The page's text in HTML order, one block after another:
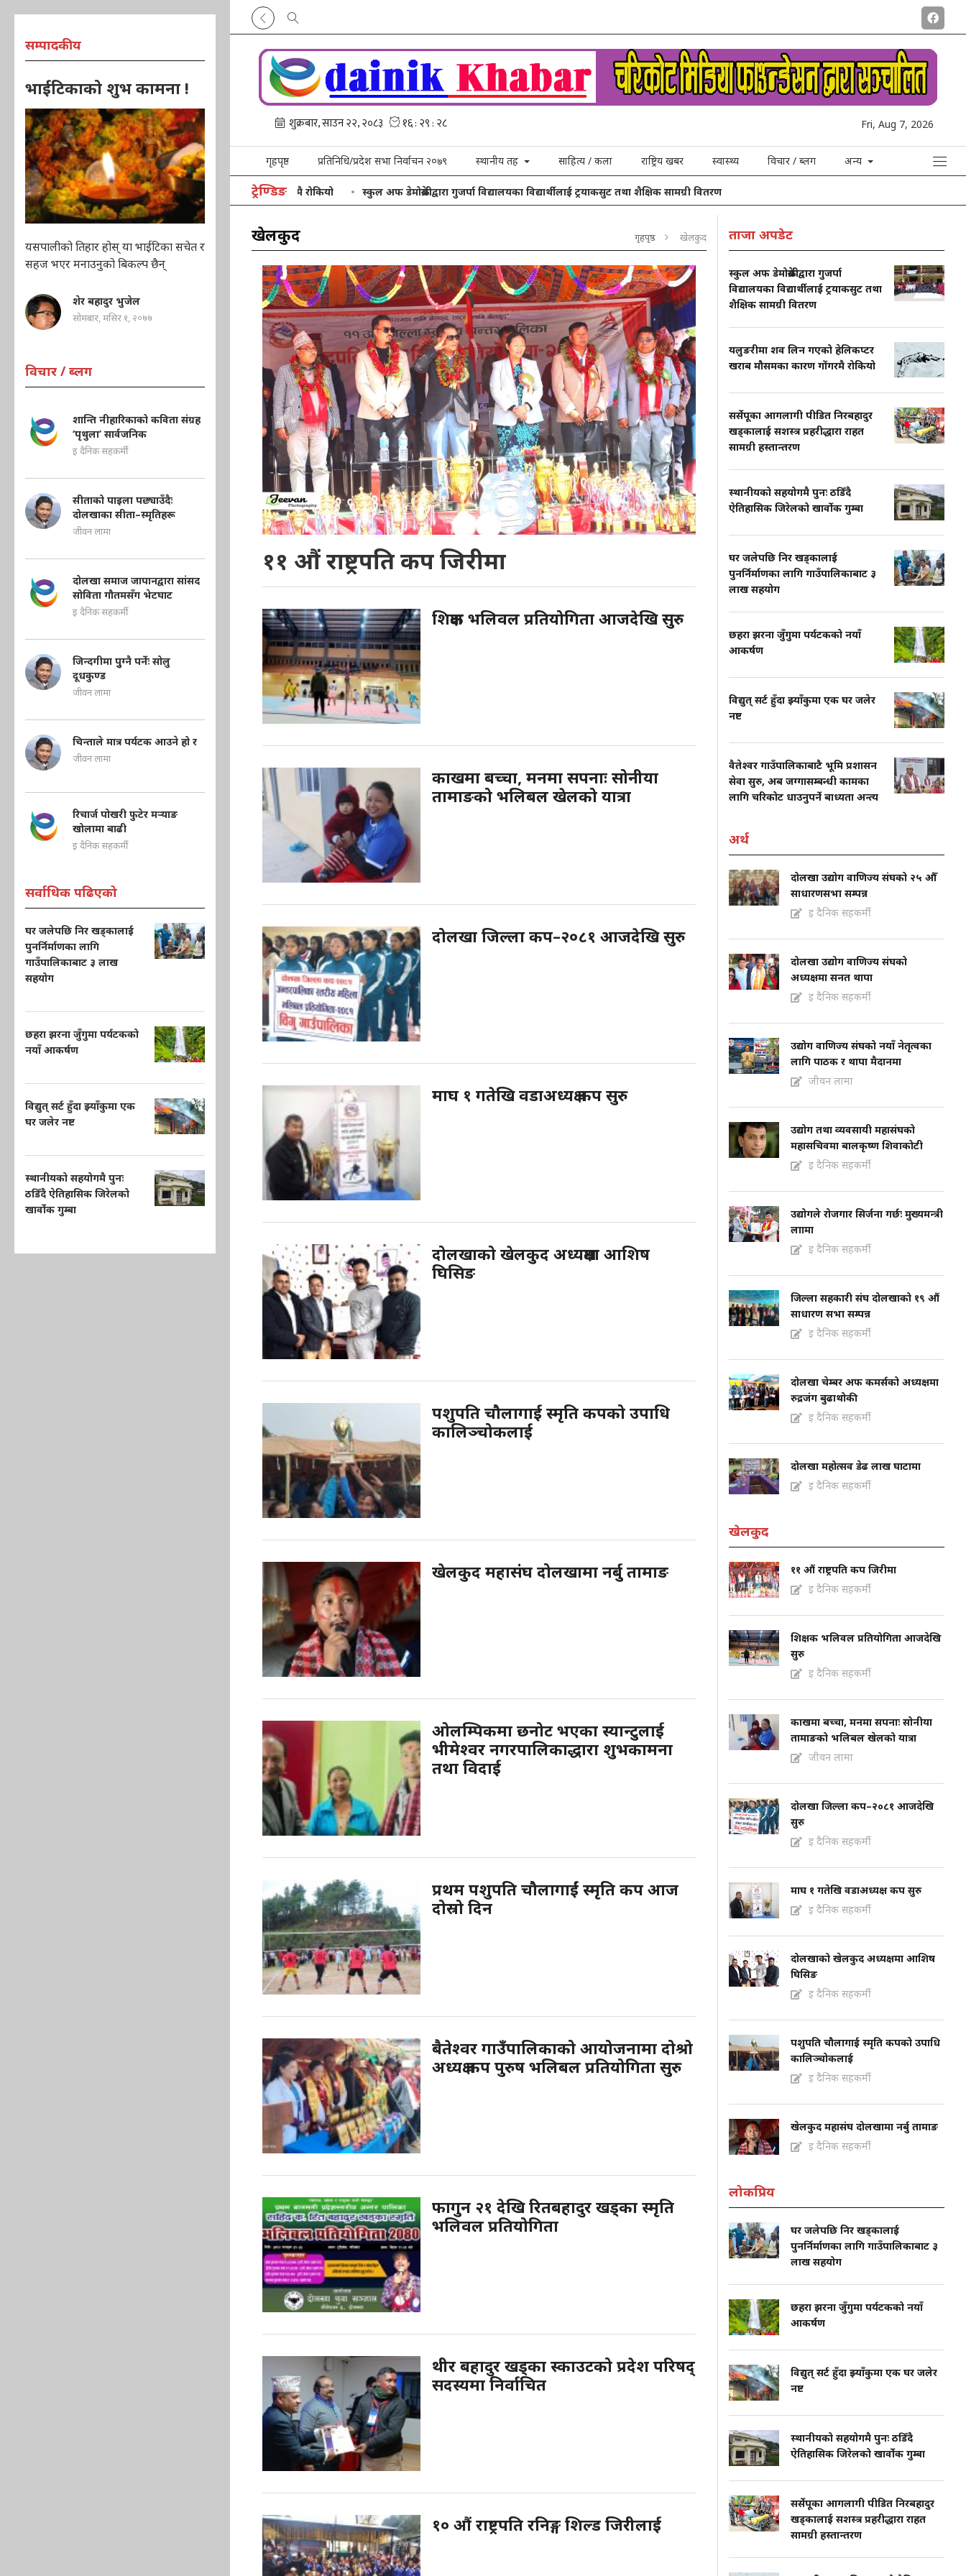
सम्पादकीय
भाईटिकाको शुभ कामना !
यसपालीको तिहार होस् या भाईटिका सचेत र
सहज भएर मनाउनुको बिकल्प छैन्
शेर बहादुर भुजेल
सोमबार, मंसिर १, २०७७
विचार / ब्लग
शान्ति नीहारिकाको कविता संग्रह
‘पृथुला’ सार्वजनिक
इ दैनिक सहकर्मी
सीताको पाइला पछ्याउँदैः
दोलखाका सीता–स्मृतिहरू
जीवन लामा
दोलखा समाज जापानद्वारा सांसद
सोविता गौतमसँग भेटघाट
इ दैनिक सहकर्मी
जिन्दगीमा पुुग्नै पर्नेः सोलु
दूधकुण्ड
जीवन लामा
चिन्ताले मात्र पर्यटक आउने हो र
जीवन लामा
रिचार्ज पोखरी फुटेर मऱ्याङ
खोलामा बाढी
इ दैनिक सहकर्मी
सर्वाधिक पढिएको
घर जलेपछि निर खड्कालाई
पुनर्निर्माणका लागि
गाउँपालिकाबाट ३ लाख
सहयोग
छहरा झरना जुँगुमा पर्यटकको
नयाँ आकर्षण
विद्युत् सर्ट हुँदा झ्याँकुमा एक
घर जलेर नष्ट
स्थानीयको सहयोगमै पुनः
ठडिँदै ऐतिहासिक जिरेलको
खार्वोक गुम्बा
Fri, Aug 7, 2026
गृहपृष्ठ प्रतिनिधि/प्रदेश सभा निर्वाचन २०७९ स्थानीय तह साहित्य / कला राष्ट्रिय खबर स्वास्थ्य विचार / ब्लग अन्य
ट्रेण्डिङ स्कुल अफ डेमोक्रेसीद्वारा गुजर्पा विद्यालयका विद्यार्थीलाई ट्रयाकसुट तथा शैक्षिक सामग्री वितरण यलुङरीमा शव लिन गएको हेलिकप्टर खराब मौसमका कारण गोंगरमै
खेलकुद गृहपृष्ठ खेलकुद
११ औं राष्ट्रपति कप जिरीमा
शिक्षक भलिवल प्रतियोगिता आजदेखि सुरु
काखमा बच्चा, मनमा सपनाः सोनीया
तामाङको भलिबल खेलको यात्रा
दोलखा जिल्ला कप–२०८१ आजदेखि सुरु
माघ १ गतेखि वडाअध्यक्ष कप सुरु
दोलखाको खेलकुद अध्यक्षमा आशिष
घिसिङ
पशुपति चौलागाई स्मृति कपको उपाधि
कालिञ्चोकलाई
खेलकुद महासंघ दोलखामा नर्बु तामाङ
ओलम्पिकमा छनोट भएका स्यान्टुलाई
भीमेश्वर नगरपालिकाद्धारा शुभकामना
तथा विदाई
प्रथम पशुपति चौलागाईं स्मृति कप आज
दोस्रो दिन
बैतेश्वर गाउँपालिकाको आयोजनामा दोश्रो
अध्यक्ष कप पुरुष भलिबल प्रतियोगिता सुरु
फागुन २१ देखि रितबहादुर खड्का स्मृति
भलिवल प्रतियोगिता
थीर बहादुर खड्का स्काउटको प्रदेश परिषद्
सदस्यमा निर्वाचित
१० औं राष्ट्रपति रनिङ्ग शिल्ड जिरीलाई
ताजा अपडेट
स्कुल अफ डेमोक्रेसीद्वारा गुजर्पा
विद्यालयका विद्यार्थीलाई ट्रयाकसुट तथा
शैक्षिक सामग्री वितरण
यलुङरीमा शव लिन गएको हेलिकप्टर
खराब मौसमका कारण गोंगरमै रोकियो
सर्सेपूका आगलागी पीडित निरबहादुर
खड्कालाई सशस्त्र प्रहरीद्धारा राहत
सामग्री हस्तान्तरण
स्थानीयको सहयोगमै पुनः ठडिँदै
ऐतिहासिक जिरेलको खार्वोक गुम्बा
घर जलेपछि निर खड्कालाई
पुनर्निर्माणका लागि गाउँपालिकाबाट ३
लाख सहयोग
छहरा झरना जुँगुमा पर्यटकको नयाँ
आकर्षण
विद्युत् सर्ट हुँदा झ्याँकुमा एक घर जलेर
नष्ट
वैतेश्वर गाउँपालिकाबाटै भूमि प्रशासन
सेवा सुरु, अब जग्गासम्बन्धी कामका
लागि चरिकोट धाउनुपर्ने बाध्यता अन्त्य
अर्थ
दोलखा उद्योग वाणिज्य संघको २५ औँ
साधारणसभा सम्पन्न
इ दैनिक सहकर्मी
दोलखा उद्योग वाणिज्य संघको
अध्यक्षमा सनत थापा
इ दैनिक सहकर्मी
उद्योग वाणिज्य संघको नयाँ नेतृत्वका
लागि पाठक र थापा मैदानमा
जीवन लामा
उद्योग तथा व्यवसायी महासंघको
महासचिवमा बालकृष्ण शिवाकोटी
इ दैनिक सहकर्मी
उद्योगले रोजगार सिर्जना गर्छः मुख्यमन्त्री
लाामा
इ दैनिक सहकर्मी
जिल्ला सहकारी संघ दोलखाको १९ औं
साधारण सभा सम्पन्न
इ दैनिक सहकर्मी
दोलखा चेम्बर अफ कमर्सको अध्यक्षमा
रुद्रजंग बुढाथोकी
इ दैनिक सहकर्मी
दोलखा महोत्सव डेढ लाख घाटामा
इ दैनिक सहकर्मी
खेलकुद
११ औं राष्ट्रपति कप जिरीमा
इ दैनिक सहकर्मी
शिक्षक भलिवल प्रतियोगिता आजदेखि
सुरु
इ दैनिक सहकर्मी
काखमा बच्चा, मनमा सपनाः सोनीया
तामाङको भलिबल खेलको यात्रा
जीवन लामा
दोलखा जिल्ला कप–२०८१ आजदेखि
सुरु
इ दैनिक सहकर्मी
माघ १ गतेखि वडाअध्यक्ष कप सुरु
इ दैनिक सहकर्मी
दोलखाको खेलकुद अध्यक्षमा आशिष
घिसिङ
इ दैनिक सहकर्मी
पशुपति चौलागाई स्मृति कपको उपाधि
कालिञ्चोकलाई
इ दैनिक सहकर्मी
खेलकुद महासंघ दोलखामा नर्बु तामाङ
इ दैनिक सहकर्मी
लोकप्रिय
घर जलेपछि निर खड्कालाई
पुनर्निर्माणका लागि गाउँपालिकाबाट ३
लाख सहयोग
छहरा झरना जुँगुमा पर्यटकको नयाँ
आकर्षण
विद्युत् सर्ट हुँदा झ्याँकुमा एक घर जलेर
नष्ट
स्थानीयको सहयोगमै पुनः ठडिँदै
ऐतिहासिक जिरेलको खार्वोक गुम्बा
सर्सेपूका आगलागी पीडित निरबहादुर
खड्कालाई सशस्त्र प्रहरीद्धारा राहत
सामग्री हस्तान्तरण